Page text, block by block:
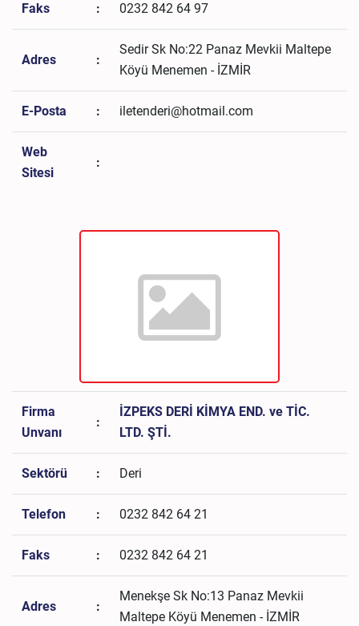
Faks : 0232 842 64 97
Adres :
Sedir Sk No:22 Panaz Mevkii Maltepe
Köyü Menemen - İZMİR
E-Posta : iletenderi@hotmail.com
Web
Sitesi
:
Firma
Unvanı
:
İZPEKS DERİ KİMYA END. ve TİC.
LTD. ŞTİ.
Sektörü : Deri
Telefon : 0232 842 64 21
Faks : 0232 842 64 21
Adres :
Menekşe Sk No:13 Panaz Mevkii
Maltepe Köyü Menemen - İZMİR